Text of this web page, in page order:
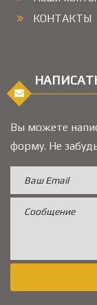
КОНТАКТЫ
Вы можете
форму. Не